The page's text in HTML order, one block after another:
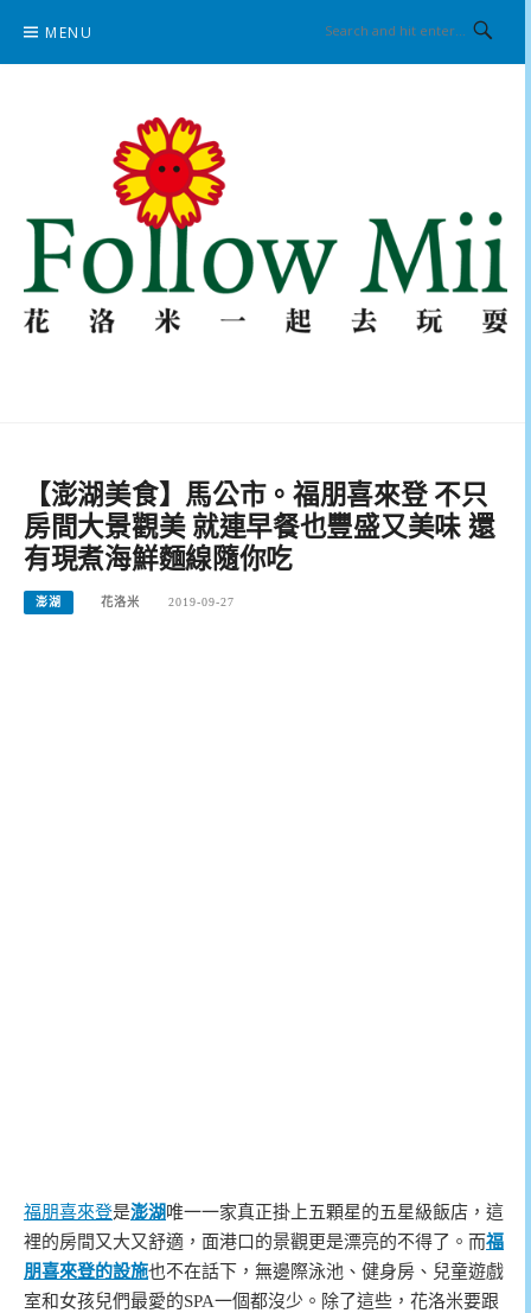
content
MENU
【澎湖美食】馬公市。福朋喜來登 不只
房間大景觀美 就連早餐也豐盛又美味 還
有現煮海鮮麵線隨你吃
澎湖 花洛米 2019-09-27
福朋喜來登是澎湖 唯一一家真正掛上五顆星的五星級飯店，這
裡的房間又大又舒適，面港口的景觀更是漂亮的不得了。而福
朋喜來登的設施也不在話下，無邊際泳池、健身房、兒童遊戲
室和女孩兒們最愛的SPA一個都沒少。除了這些，花洛米要跟